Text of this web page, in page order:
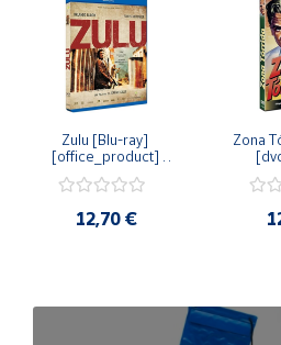
Zulu [Blu-ray]
[office_product]
12,70 €
Zona